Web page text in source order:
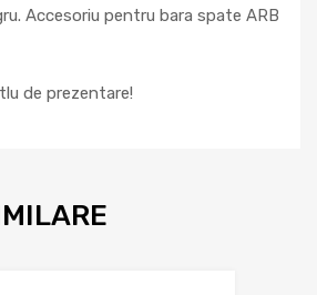
Accesoriu pentru bara spate ARB
de prezentare!